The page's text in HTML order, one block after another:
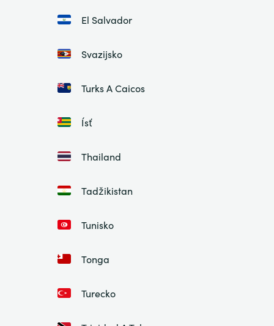
El Salvador
Svazijsko
Turks A Caicos
Ísť
Thailand
Tadžikistan
Tunisko
Tonga
Turecko